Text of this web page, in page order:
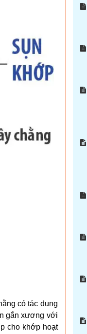
có tác dụng
gắn xương với
cho khớp hoạt